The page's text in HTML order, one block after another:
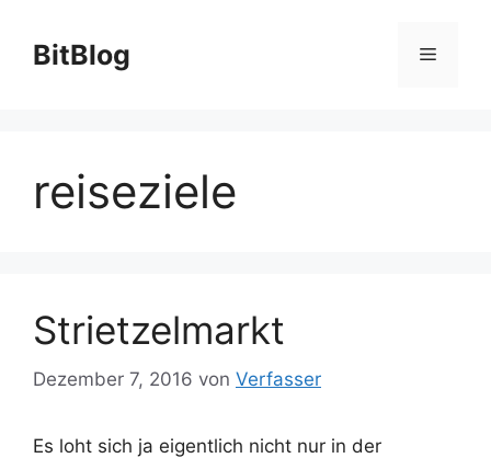
Inhalt
springen
BitBlog Menü
reiseziele
Strietzelmarkt
Dezember 7, 2016 von Verfasser
Es loht sich ja eigentlich nicht nur in der